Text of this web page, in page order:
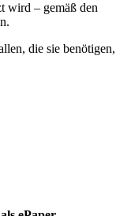
wird – gemäß den
die sie benötigen,